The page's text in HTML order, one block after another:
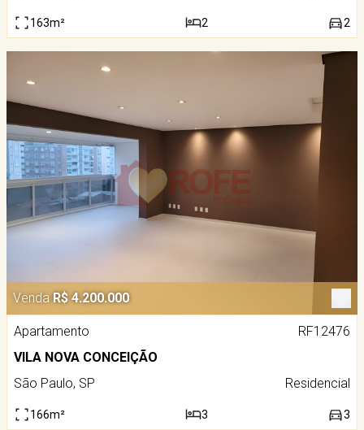
163m² 2 2
Venda R$ 4.200.000
Apartamento
RF12476
VILA NOVA CONCEIÇÃO
São Paulo, SP
Residencial
166m² 3 3